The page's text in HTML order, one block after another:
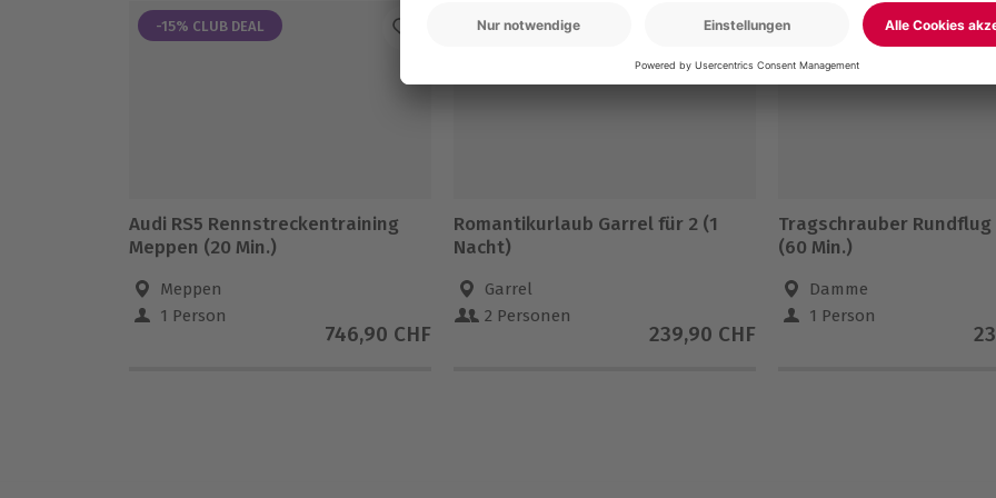
-15% CLUB DEAL
Audi RS5 Rennstreckentraining
Meppen (20 Min.)
Meppen
1 Person
746,90 CHF
Romantikurlaub Garrel für 2 (1
Nacht)
Garrel
2 Personen
239,90 CHF
-15% CLUB DEAL
Tragschrauber Rundflug
(60 Min.)
Damme
1 Person